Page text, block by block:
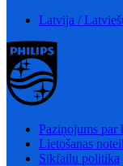
Latvija /
Paziņojums
Lietošanas
Sīkfailu politika